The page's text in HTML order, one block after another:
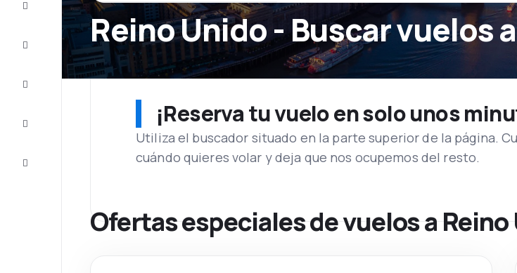
Alojamientos
Completa
Reino Unido - Buscar vuelos
¡Reserva tu vuelo en solo unos
Utiliza el buscador situado en la parte superior de la página.
cuándo quieres volar y deja que nos ocupemos del resto.
Ofertas especiales de vuelos a